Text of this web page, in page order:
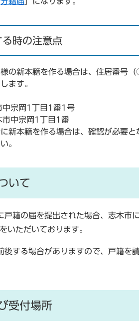
時の注意点
の新本籍を作る場合は、住居番号
ます。
中宗岡1丁目1番1号
市中宗岡1丁目1番
新本籍を作る場合は、確認が必要
。
いて
戸籍の届を提出された場合、志木市
いただいております。
後する場合がありますので、戸籍を
受付場所